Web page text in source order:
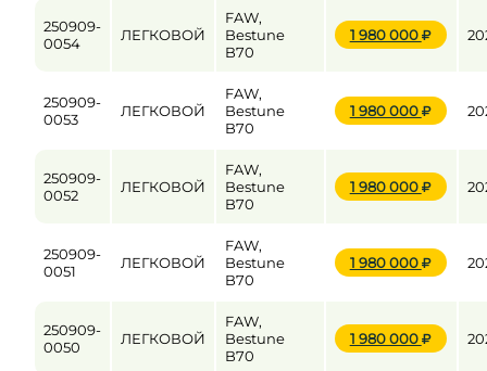
250909-
0054
ЛЕГКОВОЙ
FAW,
Bestune
B70
1 980 000
250909-
0053
ЛЕГКОВОЙ
FAW,
Bestune
B70
1 980 000
250909-
0052
ЛЕГКОВОЙ
FAW,
Bestune
B70
1 980 000
250909-
0051
ЛЕГКОВОЙ
FAW,
Bestune
B70
1 980 000
250909-
0050
ЛЕГКОВОЙ
FAW,
Bestune
B70
1 980 000